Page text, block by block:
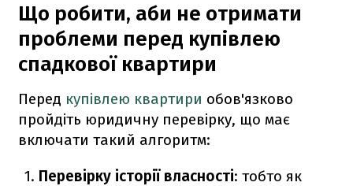
Що робити, аби не отримати
проблеми перед купівлею
спадкової квартири
Перед купівлею квартири обов'язково
пройдіть юридичну перевірку, що має
включати такий алгоритм:
Перевірку історії власності: тобто як